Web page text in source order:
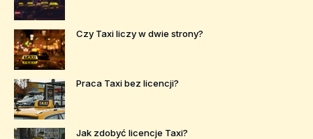
Czy Taxi liczy w dwie strony?
Praca Taxi bez licencji?
Jak zdobyć licencje Taxi?